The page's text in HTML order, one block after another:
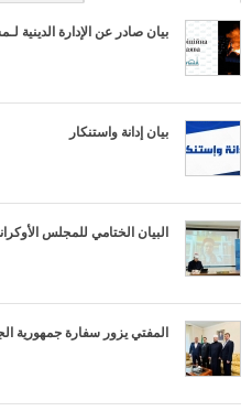
بيان صادر عن الإدارة الدينية
بيان إدانة واستنكار
البيان الختامي للمجلس
المفتي يزور سفارة جمهورية